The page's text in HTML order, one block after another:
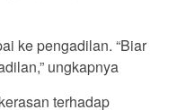
ke pengadilan. “Biar
ungkapnya
terhadap